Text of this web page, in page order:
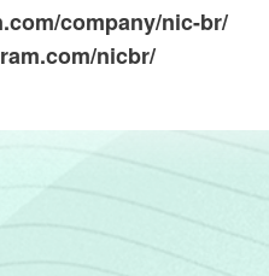
company/nic-br/
nicbr/